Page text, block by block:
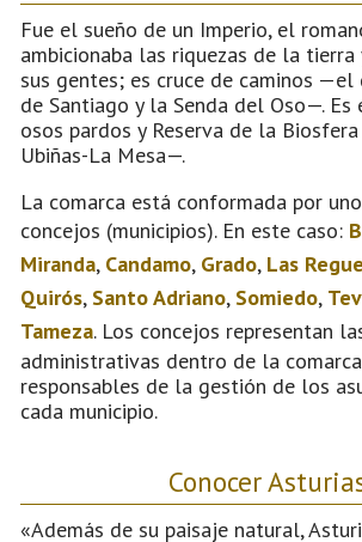
Fue el sueño de un Imperio, el
ambicionaba las riquezas de la
sus gentes; es cruce de caminos
de Santiago y la Senda del Oso—.
osos pardos y Reserva de la
Ubiñas-La Mesa—.
La comarca está conformada por
concejos (municipios). En este caso:
Miranda, Candamo, Grado, Las
Quirós, Santo Adriano, Somiedo,
Tameza. Los concejos representan
administrativas dentro de la
responsables de la gestión de los
cada municipio.
Conocer
«Además de su paisaje natural,